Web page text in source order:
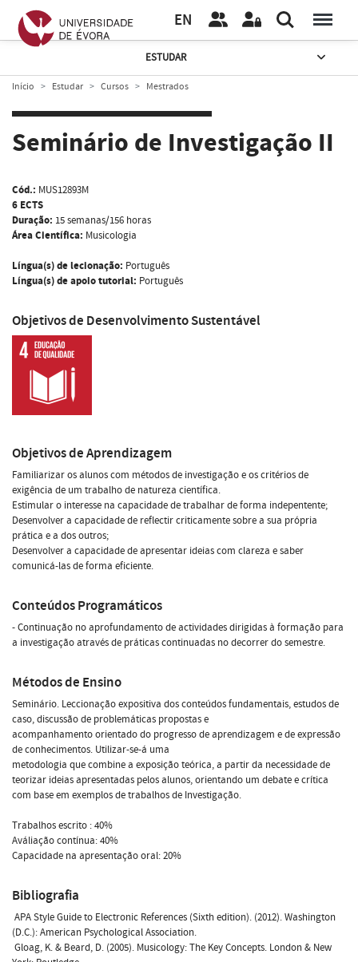
EN
ESTUDAR
Início Estudar Cursos Mestrados
Seminário de Investigação II
Cód.: MUS12893M
6 ECTS
Duração: 15 semanas/156 horas
Área Científica: Musicologia
Língua(s) de lecionação: Português
Língua(s) de apoio tutorial: Português
Objetivos de Desenvolvimento Sustentável
Objetivos de Aprendizagem
Familiarizar os alunos com métodos de investigação e os critérios de
exigência de um trabalho de natureza científica.
Estimular o interesse na capacidade de trabalhar de forma indepentente;
Desenvolver a capacidade de reflectir criticamente sobre a sua própria
prática e a dos outros;
Desenvolver a capacidade de apresentar ideias com clareza e saber
comunicá-las de forma eficiente.
Conteúdos Programáticos
- Continuação no aprofundamento de actividades dirigidas à formação para
a investigação através de práticas continuadas no decorrer do semestre.
Métodos de Ensino
Seminário. Leccionação expositiva dos conteúdos fundamentais, estudos de
caso, discussão de problemáticas propostas e
acompanhamento orientado do progresso de aprendizagem e de expressão
de conhecimentos. Utilizar-se-á uma
metodologia que combine a exposição teórica, a partir da necessidade de
teorizar ideias apresentadas pelos alunos, orientando um debate e crítica
com base em exemplos de trabalhos de Investigação.
Trabalhos escrito : 40%
Aváliação contínua: 40%
Capacidade na apresentação oral: 20%
Bibliografia
 APA Style Guide to Electronic References (Sixth edition). (2012). Washington
(D.C.): American Psychological Association.
 Gloag, K. & Beard, D. (2005). Musicology: The Key Concepts. London & New